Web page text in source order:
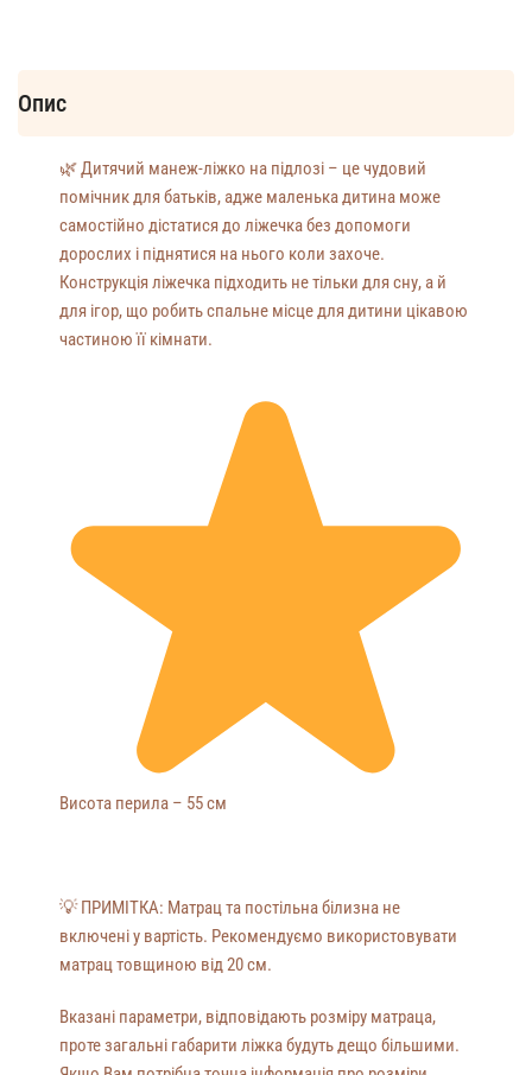
Опис
🌿 Дитячий манеж-ліжко на підлозі – це чудовий
помічник для батьків, адже маленька дитина може
самостійно дістатися до ліжечка без допомоги
дорослих і піднятися на нього коли захоче.
Конструкція ліжечка підходить не тільки для сну, а й
для ігор, що робить спальне місце для дитини цікавою
частиною її кімнати.
Висота перила – 55 см
💡ПРИМІТКА: Матрац та постільна білизна не
включені у вартість. Рекомендуємо використовувати
матрац товщиною від 20 см.
Вказані параметри, відповідають розміру матраца,
проте загальні габарити ліжка будуть дещо більшими.